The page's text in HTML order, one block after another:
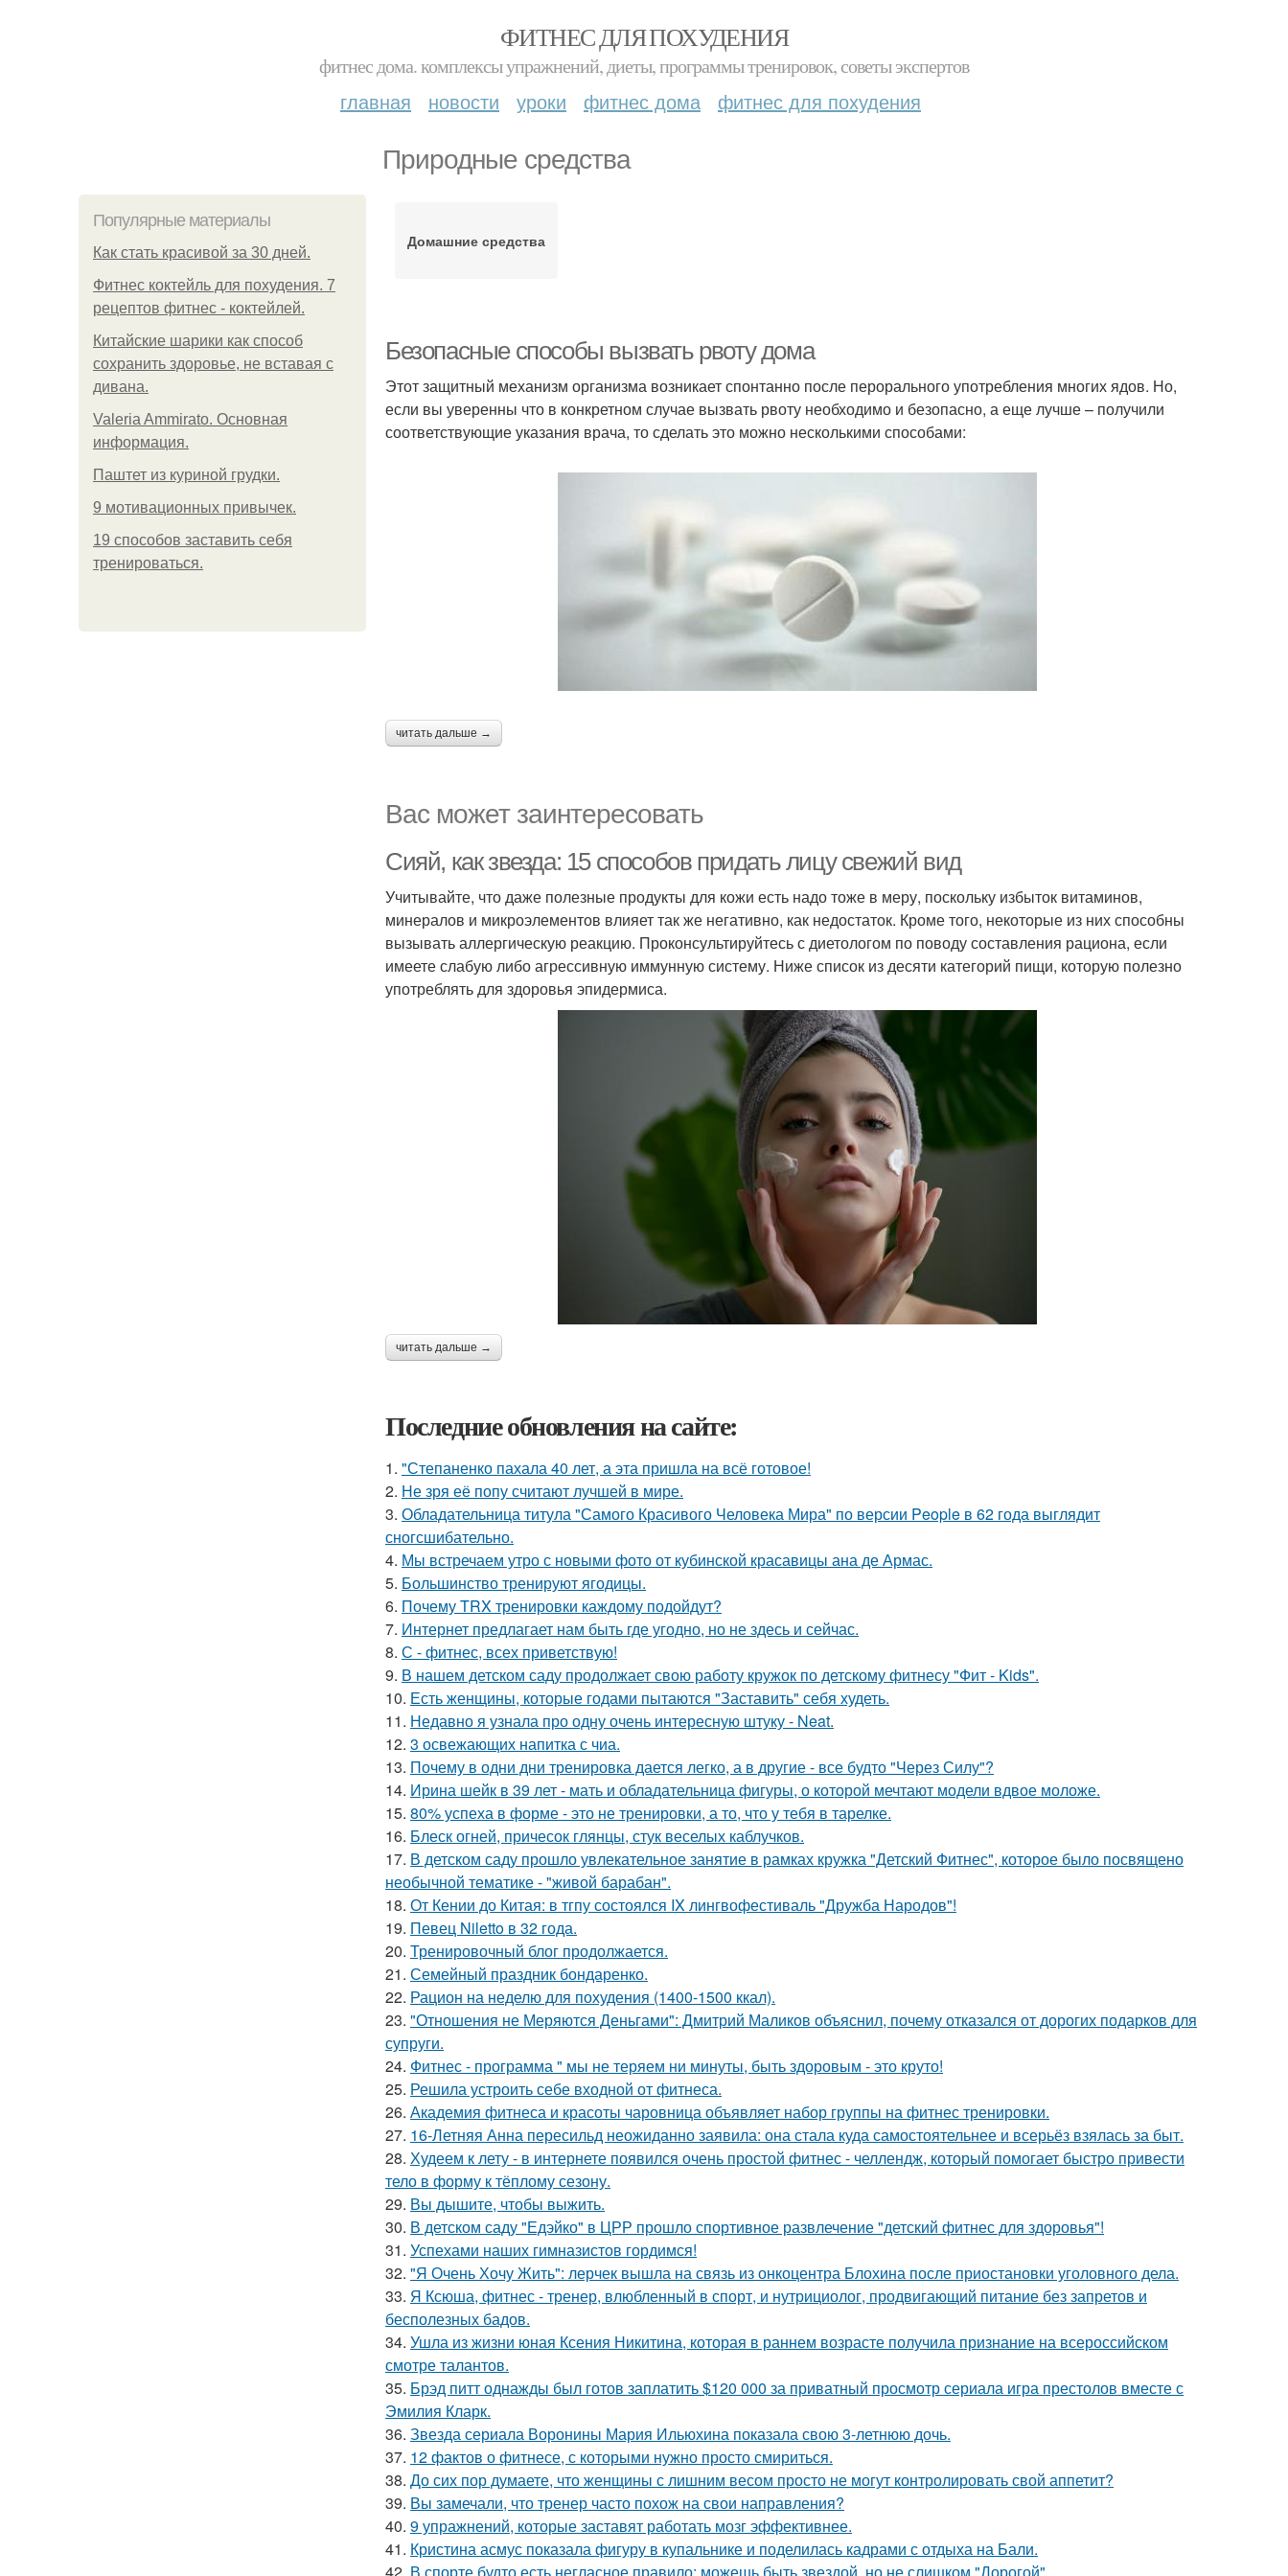
ФИТНЕС ДЛЯ ПОХУДЕНИЯ
фитнес дома. комплексы упражнений, диеты, программы тренировок, советы экспертов
главная новости уроки фитнес дома фитнес для похудения
Природные средства
Популярные материалы
Как стать красивой за 30 дней.
Фитнес коктейль для похудения. 7
рецептов фитнес - коктейлей.
Китайские шарики как способ
сохранить здоровье, не вставая с
дивана.
Valeria Ammirato. Основная
информация.
Паштет из куриной грудки.
9 мотивационных привычек.
19 способов заставить себя
тренироваться.
Домашние средства
Безопасные способы вызвать рвоту дома
Этот защитный механизм организма возникает спонтанно после перорального употребления многих ядов. Но,
если вы уверенны что в конкретном случае вызвать рвоту необходимо и безопасно, а еще лучше – получили
соответствующие указания врача, то сделать это можно несколькими способами:
читать дальше →
Вас может заинтересовать
Сияй, как звезда: 15 способов придать лицу свежий вид
Учитывайте, что даже полезные продукты для кожи есть надо тоже в меру, поскольку избыток витаминов,
минералов и микроэлементов влияет так же негативно, как недостаток. Кроме того, некоторые из них способны
вызывать аллергическую реакцию. Проконсультируйтесь с диетологом по поводу составления рациона, если
имеете слабую либо агрессивную иммунную систему. Ниже список из десяти категорий пищи, которую полезно
употреблять для здоровья эпидермиса.
читать дальше →
Последние обновления на сайте:
1. "Степаненко пахала 40 лет, а эта пришла на всё готовое!
2. Не зря её попу считают лучшей в мире.
3. Обладательница титула "Самого Красивого Человека Мира" по версии People в 62 года выглядит
сногсшибательно.
4. Мы встречаем утро с новыми фото от кубинской красавицы ана де Армас.
5. Большинство тренируют ягодицы.
6. Почему TRX тренировки каждому подойдут?
7. Интернет предлагает нам быть где угодно, но не здесь и сейчас.
8. С - фитнес, всех приветствую!
9. В нашем детском саду продолжает свою работу кружок по детскому фитнесу "Фит - Kids".
10. Есть женщины, которые годами пытаются "Заставить" себя худеть.
11. Недавно я узнала про одну очень интересную штуку - Neat.
12. 3 освежающих напитка с чиа.
13. Почему в одни дни тренировка дается легко, а в другие - все будто "Через Силу"?
14. Ирина шейк в 39 лет - мать и обладательница фигуры, о которой мечтают модели вдвое моложе.
15. 80% успеха в форме - это не тренировки, а то, что у тебя в тарелке.
16. Блеск огней, причесок глянцы, стук веселых каблучков.
17. В детском саду прошло увлекательное занятие в рамках кружка "Детский Фитнес", которое было посвящено
необычной тематике - "живой барабан".
18. От Кении до Китая: в тгпу состоялся IX лингвофестиваль "Дружба Народов"!
19. Певец Niletto в 32 года.
20. Тренировочный блог продолжается.
21. Семейный праздник бондаренко.
22. Рацион на неделю для похудения (1400-1500 ккал).
23. "Отношения не Меряются Деньгами": Дмитрий Маликов объяснил, почему отказался от дорогих подарков для
супруги.
24. Фитнес - программа " мы не теряем ни минуты, быть здоровым - это круто!
25. Решила устроить себе входной от фитнеса.
26. Академия фитнеса и красоты чаровница объявляет набор группы на фитнес тренировки.
27. 16-Летняя Анна пересильд неожиданно заявила: она стала куда самостоятельнее и всерьёз взялась за быт.
28. Худеем к лету - в интернете появился очень простой фитнес - челлендж, который помогает быстро привести
тело в форму к тёплому сезону.
29. Вы дышите, чтобы выжить.
30. В детском саду "Едэйко" в ЦРР прошло спортивное развлечение "детский фитнес для здоровья"!
31. Успехами наших гимназистов гордимся!
32. "Я Очень Хочу Жить": лерчек вышла на связь из онкоцентра Блохина после приостановки уголовного дела.
33. Я Ксюша, фитнес - тренер, влюбленный в спорт, и нутрициолог, продвигающий питание без запретов и
бесполезных бадов.
34. Ушла из жизни юная Ксения Никитина, которая в раннем возрасте получила признание на всероссийском
смотре талантов.
35. Брэд питт однажды был готов заплатить $120 000 за приватный просмотр сериала игра престолов вместе с
Эмилия Кларк.
36. Звезда сериала Воронины Мария Ильюхина показала свою 3-летнюю дочь.
37. 12 фактов о фитнесе, с которыми нужно просто смириться.
38. До сих пор думаете, что женщины с лишним весом просто не могут контролировать свой аппетит?
39. Вы замечали, что тренер часто похож на свои направления?
40. 9 упражнений, которые заставят работать мозг эффективнее.
41. Кристина асмус показала фигуру в купальнике и поделилась кадрами с отдыха на Бали.